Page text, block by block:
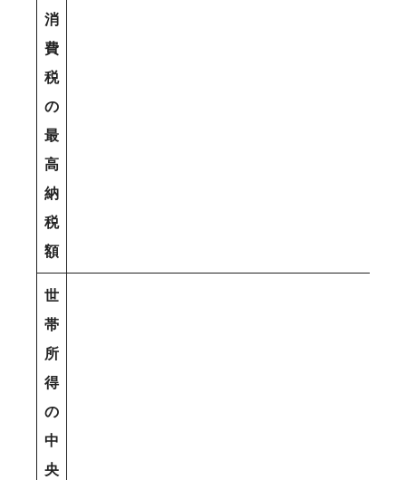
消
費
税
の
最
高
納
税
額
世
帯
所
得
の
中
央